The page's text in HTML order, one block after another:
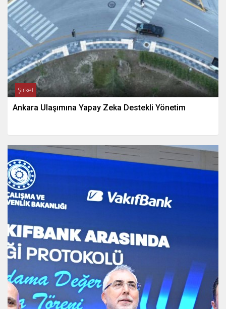
Şirket
Ankara Ulaşımına Yapay Zeka Destekli Yönetim